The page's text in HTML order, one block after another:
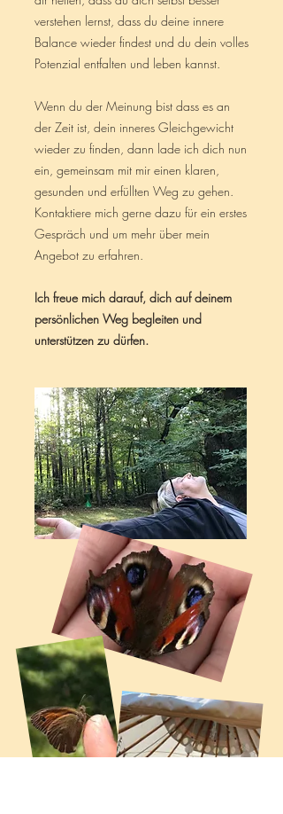
verstehen lernst, dass du deine innere
Balance wieder findest und du dein volles
Potenzial entfalten und leben kannst.
Wenn du der Meinung bist dass es an
der Zeit ist, dein inneres Gleichgewicht
wieder zu finden, dann lade ich dich nun
ein, gemeinsam mit mir einen klaren,
gesunden und erfüllten Weg zu gehen.
Kontaktiere mich gerne dazu für ein erstes
Gespräch und um mehr über mein
Angebot zu erfahren.
Ich freue mich darauf, dich auf deinem
persönlichen Weg begleiten und
unterstützen zu dürfen.